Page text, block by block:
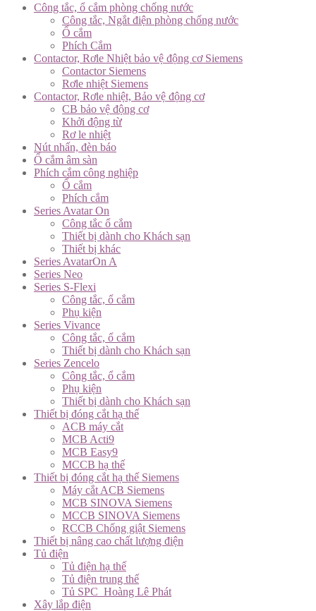
Công tắc, ổ cắm phòng chống nước
Công tắc, Ngắt điện phòng chống nước
Ổ cắm
Phích Cắm
Contactor, Rơle Nhiệt bảo vệ động cơ Siemens
Contactor Siemens
Rơle nhiệt Siemens
Contactor, Rơle nhiệt, Bảo vệ động cơ
CB bảo vệ động cơ
Khởi động từ
Rơ le nhiệt
Nút nhấn, đèn báo
Ổ cắm âm sàn
Phích cắm công nghiệp
Ổ cắm
Phích cắm
Series Avatar On
Công tắc ổ cắm
Thiết bị dành cho Khách sạn
Thiết bị khác
Series AvatarOn A
Series Neo
Series S-Flexi
Công tắc, ổ cắm
Phụ kiện
Series Vivance
Công tắc, ổ cắm
Thiết bị dành cho Khách sạn
Series Zencelo
Công tắc, ổ cắm
Phụ kiện
Thiết bị dành cho Khách sạn
Thiết bị đóng cắt hạ thế
ACB máy cắt
MCB Acti9
MCB Easy9
MCCB hạ thế
Thiết bị đóng cắt hạ thế Siemens
Máy cắt ACB Siemens
MCB SINOVA Siemens
MCCB SINOVA Siemens
RCCB Chống giật Siemens
Thiết bị nâng cao chất lượng điện
Tủ điện
Tủ điện hạ thế
Tủ điện trung thế
Tủ SPC_Hoàng Lê Phát
Xây lắp điện